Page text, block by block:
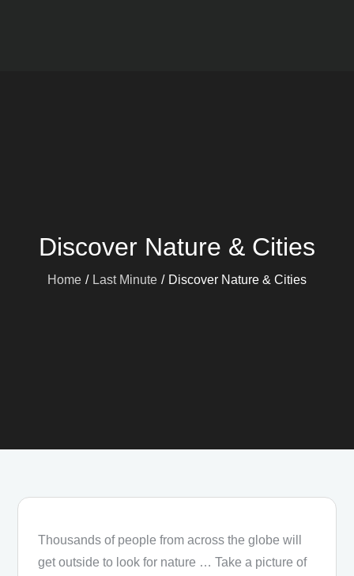
Discover Nature & Cities
Home Last Minute Discover Nature & Cities
Thousands of people from across the globe will
get outside to look for nature … Take a picture of